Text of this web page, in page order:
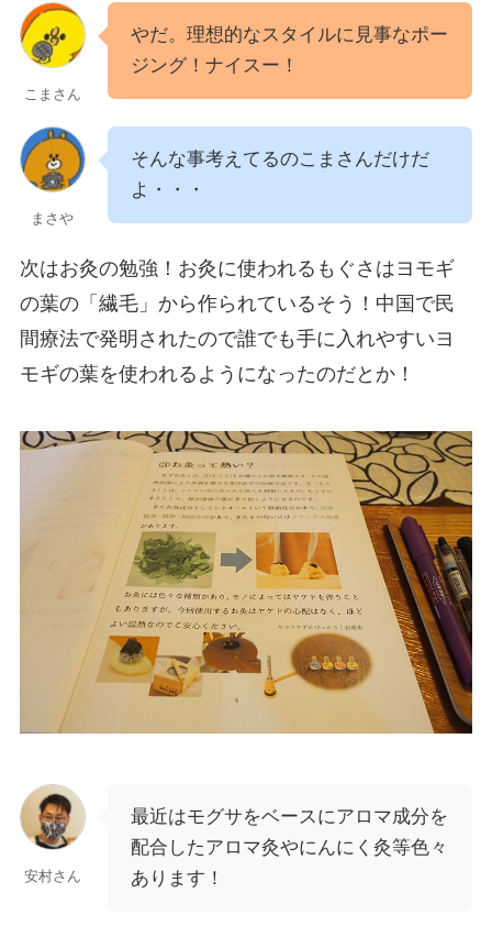
こまさん
やだ。理想的なスタイルに見事なポー
ジング！ナイスー！
まさや
そんな事考えてるのこまさんだけだ
よ・・・
次はお灸の勉強！お灸に使われるもぐさはヨモギ
の葉の「繊毛」から作られているそう！中国で民
間療法で発明されたので誰でも手に入れやすいヨ
モギの葉を使われるようになったのだとか！
安村さん
最近はモグサをベースにアロマ成分を
配合したアロマ灸やにんにく灸等色々
あります！